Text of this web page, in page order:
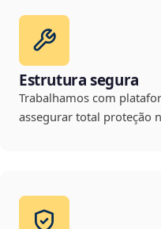
Estrutura segura
Trabalhamos com
assegurar total proteção